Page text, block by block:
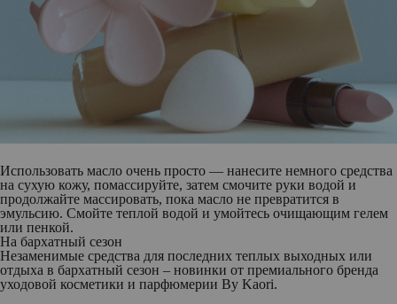
Использовать масло очень просто — нанесите немного средства
на сухую кожу, помассируйте, затем смочите руки водой и
продолжайте массировать, пока масло не превратится в
эмульсию. Смойте теплой водой и умойтесь очищающим гелем
или пенкой.
На бархатный сезон
Незаменимые средства для последних теплых выходных или
отдыха в бархатный сезон – новинки от премиального бренда
уходовой косметики и парфюмерии By Kaori.